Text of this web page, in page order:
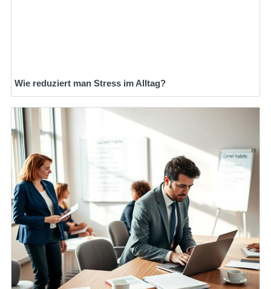
Wie reduziert man Stress im Alltag?